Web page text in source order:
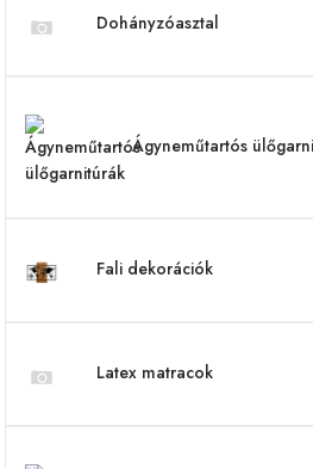
Dohányzóasztal
Ágyneműtartós
Fali dekorációk
Latex matracok